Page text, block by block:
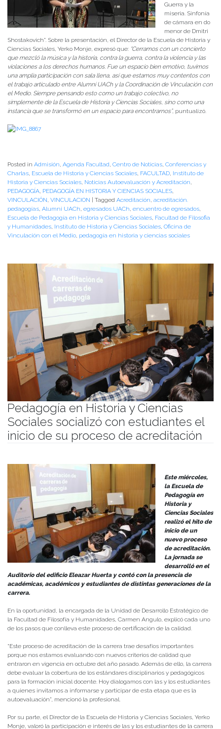
Guerra y la
miseria. Sinfonía
de cámara en do
menor de Dmitri
Shostakovich”. Sobre la presentación, el Director de la Escuela de Historia y
Ciencias Sociales, Yerko Monje, expresó que: “Cerramos con un concierto
que mezcló la música y la historia, contra la guerra, contra la violencia y las
violaciones a los derechos humanos. Fue un espacio bien emotivo, tuvimos
una amplia participación con sala llena, así que estamos muy contentos con
el trabajo articulado entre Alumni UACh y la Coordinación de Vinculación con
el Medio. Siempre pensando esto como un trabajo colectivo, no
simplemente de la Escuela de Historia y Ciencias Sociales, sino como una
instancia que se transformó en un espacio para encontrarnos”, puntualizó.
Posted in Admisión, Agenda Facultad, Centro de Noticias, Conferencias y
Charlas, Escuela de Historia y Ciencias Sociales, FACULTAD, Instituto de
Historia y Ciencias Sociales, Noticias Autoevaluación y Acreditación,
PEDAGOGÍA, PEDAGOGÍA EN HISTORIA Y CIENCIAS SOCIALES,
VINCULACIÓN, VINCULACION Tagged Acreditación, acreditación.
pedagogías, Alumni UACh, egresados UACh, encuentro de egresados,
Escuela de Pedagogía en Historia y Ciencias Sociales, Facultad de Filosofia
y Humanidades, Instituto de Historia y Ciencias Sociales, Oficina de
Vinculación con el Medio, pedagogía en historia y ciencias sociales
Pedagogía en Historia y Ciencias
Sociales socializó con estudiantes el
inicio de su proceso de acreditación
Este miércoles,
la Escuela de
Pedagogía en
Historia y
Ciencias Sociales
realizó el hito de
inicio de un
nuevo proceso
de acreditación.
La jornada se
desarrolló en el
Auditorio del edificio Eleazar Huerta y contó con la presencia de
académicas, académicos y estudiantes de distintas generaciones de la
carrera.
En la oportunidad, la encargada de la Unidad de Desarrollo Estratégico de
la Facultad de Filosofía y Humanidades, Carmen Angulo, explicó cada uno
de los pasos que conlleva este proceso de certificación de la calidad.
“Este proceso de acreditación de la carrera trae desafíos importantes
porque nos estamos evaluando con nuevos criterios de calidad que
entraron en vigencia en octubre del año pasado. Además de ello, la carrera
debe evaluar la cobertura de los estándares disciplinarios y pedagógicos
para la formación inicial docente. Hoy dialogamos con las y los estudiantes
a quienes invitamos a informarse y participar de esta etapa que es la
autoevaluación”, mencionó la profesional.
Por su parte, el Director de la Escuela de Historia y Ciencias Sociales, Yerko
Monje, valoró la participación e interés de las y los estudiantes de la carrera